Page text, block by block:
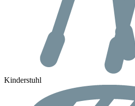
Kinderstuhl